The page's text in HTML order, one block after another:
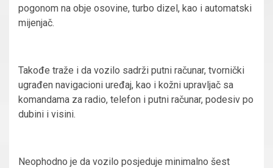
pogonom na obje osovine, turbo dizel, kao i automatski
mijenjač.
Takođe traže i da vozilo sadrži putni računar, tvornički
ugrađen navigacioni uređaj, kao i kožni upravljač sa
komandama za radio, telefon i putni računar, podesiv po
dubini i visini.
Neophodno je da vozilo posjeduje minimalno šest